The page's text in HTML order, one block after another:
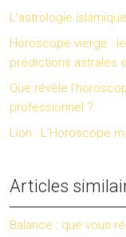
L’astrologie
Horoscope vierge :
prédictions astrales
Que révèle
professionnel ?
Lion : L’Horoscope
Articles
Balance : que vous